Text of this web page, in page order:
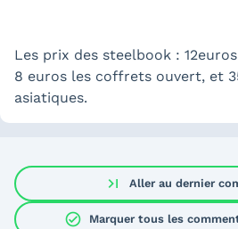
Les prix des steelbook :
8 euros les coffrets ouvert, et
asiatiques.
last_page Aller au dernier
check_circle Marquer tous les